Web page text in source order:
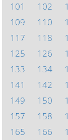
101
102
109
110
117
118
125
126
133
134
141
142
149
150
157
158
165
166